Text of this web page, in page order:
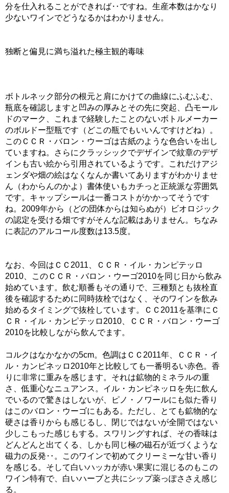
分を仕入れることができれば‥ですね。生産本数はかなり
少ないワインでどうなるかはわかりません。
独断と偏見に満ち溢れた極主観的毒味
ボトルネック部分の根元と肩にかけての曲線にふむふむ、
瓶底を確認しますと凹みの厚みとその先に突起、凸モール
ドのマーク、これまで経験したことのないボトルメーカー
のボルドー型瓶です（どこの瓶でもいいんですけどね）。
このＣＣＲ・バロン・ウーゴは古紙のような色合いを出し
ていますね。さらにクラッシックでデザインで紋章のデザ
インも古い絵から引用されているようです。これだけアジ
ェンダや畑の絵はなくなんか書いてありますがわかりませ
ん（わからんのかよ）書体使いもカチっと正統派な雰囲気
です。キャップシールは一番コストがかかってそうです
ね。2009年から（どの団体からは知らぬが）ビオロジック
の認定を受ける畑ですがそんな記載はありません。ちなみ
に表記のアルコール度数は13.5度。
なお、今回はＣＣ2011、ＣＣＲ・イル・カンピテッロ
2010、このＣＣＲ・バロン・ウーゴ2010を同じ日から飲み
始めています。飲む順番もその通りで、三種類とも抜栓直
後を確認するために同時抜栓ではなく、そのワインを飲み
始めるタイミングで抜栓しています。ＣＣ2011を基準にＣ
ＣＲ・イル・カンピテッロ2010、ＣＣＲ・バロン・ウーゴ
2010を比較しながら飲んでます。
コルクはなかなかの5cm。色調はＣＣ2011年、ＣＣＲ・イ
ル・カンピネッロ2010年と比較しても一番明るい赤色。香
りに非常に重みを感じます。それは鉱物的ミネラルの重
さ、低重心なニュアンス。イル・カンピネッロを先に飲ん
でいるので驚きはしないが、ピノ・ノワールにも似た香り
はこのバロン・ウーゴにもある。ただし、とても鉱物的な
硬さは香りからも感じるし、閉じではないが全開ではない
少しこもった感じもする。スワリングすれば、その香味は
どんどんと出てくる、しかも同じ極の磁石が近づくような
磁力の反発‥。このワインで初めてクリーミーな甘い香り
を感じる。そして白いハッカが赤い果実に混じるのもこの
ワイン特有で、白いハーブと共にシップ薬っぽささえ感じ
る。